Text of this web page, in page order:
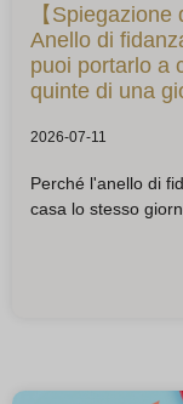
【
Anello di
puoi portarlo a
quinte di una
2026-07-11
Perché l'anello di
casa lo stesso